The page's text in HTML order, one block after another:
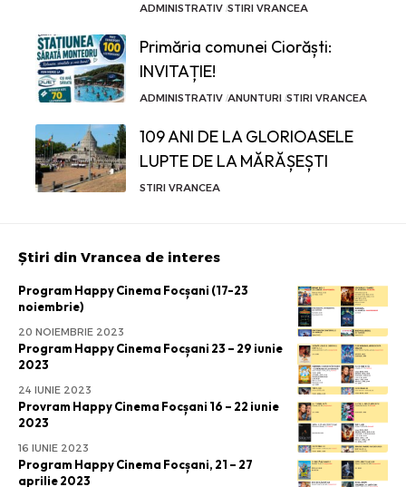
ADMINISTRATIV STIRI VRANCEA
Primăria comunei Ciorăști:
INVITAȚIE!
ADMINISTRATIV ANUNTURI STIRI VRANCEA
109 ANI DE LA GLORIOASELE
LUPTE DE LA MĂRĂȘEȘTI
STIRI VRANCEA
Știri din Vrancea de interes
Program Happy Cinema Focșani (17-23
noiembrie)
20 NOIEMBRIE 2023
Program Happy Cinema Focșani 23 – 29 iunie
2023
24 IUNIE 2023
Provram Happy Cinema Focșani 16 – 22 iunie
2023
16 IUNIE 2023
Program Happy Cinema Focșani, 21 – 27
aprilie 2023